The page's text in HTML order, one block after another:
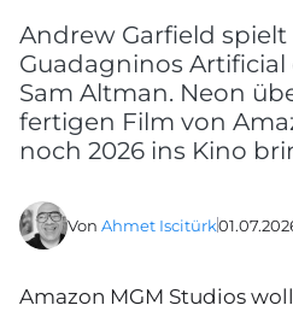
Andrew Garfield spielt
Guadagninos
Sam Altman. Neon
fertigen Film von
noch 2026 ins Kino
Von Ahmet Iscitürk
Amazon MGM Studios